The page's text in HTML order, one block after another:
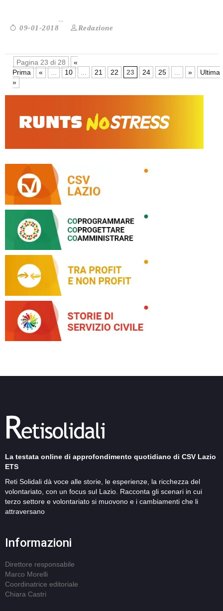
09-01-2018 Redazione
Pagina 23 di 28
«
Prima
« 10 21 22 23 24 25 »
Ultima
»
La testata online di approfondimento quotidiano di CSV Lazio
ETS
Reti Solidali dà voce alle storie, le esperienze, la ricchezza del
volontariato, con un focus sul Lazio. Racconta gli scenari in cui
terzo settore e volontariato si muovono e i cambiamenti che li
attraversano
Informazioni
Direttore responsabile
Marco Morelli
Coordinatrice editoriale
Chiara Castri